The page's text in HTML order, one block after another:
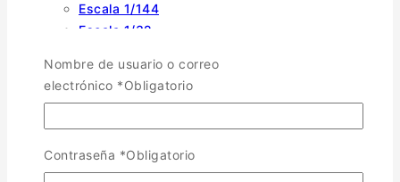
Escala 1/144
Escala 1/32
Helicópteros
Nombre de usuario o correo
electrónico *Obligatorio
Contraseña *Obligatorio